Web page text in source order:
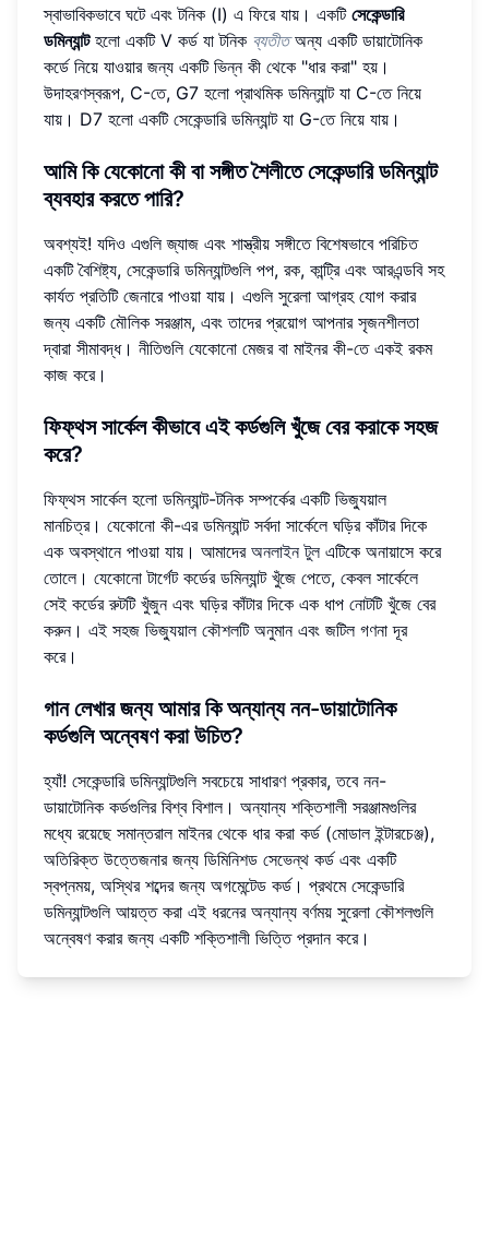
স্বাভাবিকভাবে ঘটে এবং টনিক (I) এ ফিরে যায়। একটি সেকেন্ডারি
ডমিন্যান্টহলো একটি V কর্ড যা টনিক ব্যতীতঅন্য একটি ডায়াটোনিক
কর্ডে নিয়ে যাওয়ার জন্য একটি ভিন্ন কী থেকে "ধার করা" হয়।
উদাহরণস্বরূপ, C-তে, G7 হলো প্রাথমিক ডমিন্যান্ট যা C-তে নিয়ে
যায়। D7 হলো একটি সেকেন্ডারি ডমিন্যান্ট যা G-তে নিয়ে যায়।
আমি কি যেকোনো কী বা সঙ্গীত শৈলীতে সেকেন্ডারি ডমিন্যান্ট
ব্যবহার করতে পারি?
অবশ্যই! যদিও এগুলি জ্যাজ এবং শাস্ত্রীয় সঙ্গীতে বিশেষভাবে পরিচিত
একটি বৈশিষ্ট্য, সেকেন্ডারি ডমিন্যান্টগুলি পপ, রক, কান্ট্রি এবং আরএন্ডবি সহ
কার্যত প্রতিটি জেনারে পাওয়া যায়। এগুলি সুরেলা আগ্রহ যোগ করার
জন্য একটি মৌলিক সরঞ্জাম, এবং তাদের প্রয়োগ আপনার সৃজনশীলতা
দ্বারা সীমাবদ্ধ। নীতিগুলি যেকোনো মেজর বা মাইনর কী-তে একই রকম
কাজ করে।
ফিফ্থস সার্কেল কীভাবে এই কর্ডগুলি খুঁজে বের করাকে সহজ
করে?
ফিফ্থস সার্কেল হলো ডমিন্যান্ট-টনিক সম্পর্কের একটি ভিজ্যুয়াল
মানচিত্র। যেকোনো কী-এর ডমিন্যান্ট সর্বদা সার্কেলে ঘড়ির কাঁটার দিকে
এক অবস্থানে পাওয়া যায়। আমাদের অনলাইন টুলএটিকে অনায়াসে করে
তোলে। যেকোনো টার্গেট কর্ডের ডমিন্যান্ট খুঁজে পেতে, কেবল সার্কেলে
সেই কর্ডের রুটটি খুঁজুন এবং ঘড়ির কাঁটার দিকে এক ধাপ নোটটি খুঁজে বের
করুন। এই সহজ ভিজ্যুয়াল কৌশলটি অনুমান এবং জটিল গণনা দূর
করে।
গান লেখার জন্য আমার কি অন্যান্য নন-ডায়াটোনিক
কর্ডগুলি অন্বেষণ করা উচিত?
হ্যাঁ! সেকেন্ডারি ডমিন্যান্টগুলি সবচেয়ে সাধারণ প্রকার, তবে নন-
ডায়াটোনিক কর্ডগুলির বিশ্ব বিশাল। অন্যান্য শক্তিশালী সরঞ্জামগুলির
মধ্যে রয়েছে সমান্তরাল মাইনর থেকে ধার করা কর্ড (মোডাল ইন্টারচেঞ্জ),
অতিরিক্ত উত্তেজনার জন্য ডিমিনিশড সেভেন্থ কর্ড এবং একটি
স্বপ্নময়, অস্থির শব্দের জন্য অগমেন্টেড কর্ড। প্রথমে সেকেন্ডারি
ডমিন্যান্টগুলি আয়ত্ত করা এই ধরনের অন্যান্য বর্ণময় সুরেলা কৌশলগুলি
অন্বেষণ করার জন্য একটি শক্তিশালী ভিত্তি প্রদান করে।